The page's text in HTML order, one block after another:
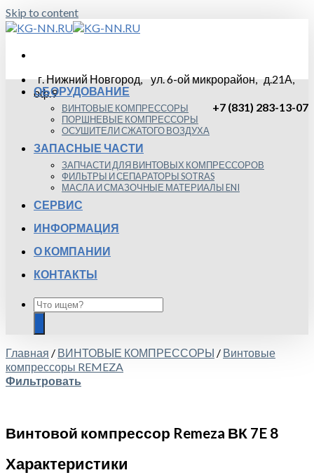
Skip to content
г. Нижний Новгород, ул. 6-ой микрорайон, д.21А,
оф.9
+7 (831) 283-13-07
ОБОРУДОВАНИЕ
ВИНТОВЫЕ КОМПРЕССОРЫ
ПОРШНЕВЫЕ КОМПРЕССОРЫ
ОСУШИТЕЛИ СЖАТОГО ВОЗДУХА
ЗАПАСНЫЕ ЧАСТИ
ЗАПЧАСТИ ДЛЯ ВИНТОВЫХ КОМПРЕССОРОВ
ФИЛЬТРЫ И СЕПАРАТОРЫ SOTRAS
МАСЛА И СМАЗОЧНЫЕ МАТЕРИАЛЫ ENI
СЕРВИС
ИНФОРМАЦИЯ
О КОМПАНИИ
КОНТАКТЫ
Главная / ВИНТОВЫЕ КОМПРЕССОРЫ / Винтовые
компрессоры REMEZA
Фильтровать
Винтовой компрессор Remeza ВК 7E 8
Характеристики